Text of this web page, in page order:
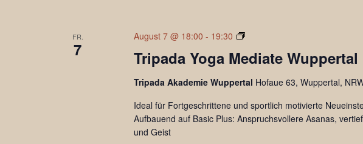
FR.
7 Tripada Yoga Mediate
August 7 @ 18:00 - 19:30
Tripada
Mediate
Tripada Akademie Wuppertal Hofaue 63, Wuppertal,
Ideal für Fortgeschrittene und sportlich motivierte
Aufbauend auf Basic Plus: Anspruchsvollere Asanas,
und Geist